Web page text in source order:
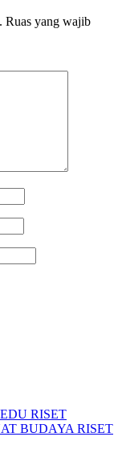
Ruas yang wajib
RISET
BUDAYA RISET